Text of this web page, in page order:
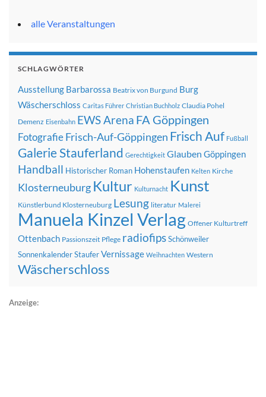
alle Veranstaltungen
SCHLAGWÖRTER
Ausstellung Barbarossa Beatrix von Burgund Burg
Wäscherschloss Caritas Führer Christian Buchholz Claudia Pohel
Demenz Eisenbahn EWS Arena FA Göppingen
FotografieFrisch-Auf-Göppingen Frisch Auf Fußball
Galerie Stauferland Gerechtigkeit Glauben Göppingen
Handball Historischer Roman Hohenstaufen Kelten Kirche
Klosterneuburg Kultur Kulturnacht Kunst
Künstlerbund Klosterneuburg Lesung literatur Malerei
Manuela Kinzel Verlag Offener Kulturtreff
Ottenbach Passionszeit Pflege radiofipsSchönweiler
SonnenkalenderStauferVernissage Weihnachten Western
Wäscherschloss
Anzeige: